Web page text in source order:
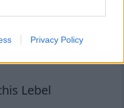
Privacy Policy
Cros
Lebel